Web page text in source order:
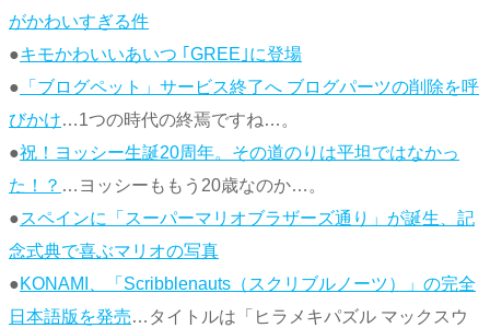
がかわいすぎる件
●キモかわいいあいつ ｢GREE｣に登場
● 「ブログペット」サービス終了へ ブログパーツの削除を呼
びかけ…1つの時代の終焉ですね…。
●祝！ヨッシー生誕20周年。その道のりは平坦ではなかっ
た！？ …ヨッシーももう20歳なのか…。
●スペインに「スーパーマリオブラザーズ通り」が誕生、記
念式典で喜ぶマリオの写真
●KONAMI、「Scribblenauts（スクリブルノーツ）」の完全
日本語版を発売…タイトルは「ヒラメキパズル マックスウ